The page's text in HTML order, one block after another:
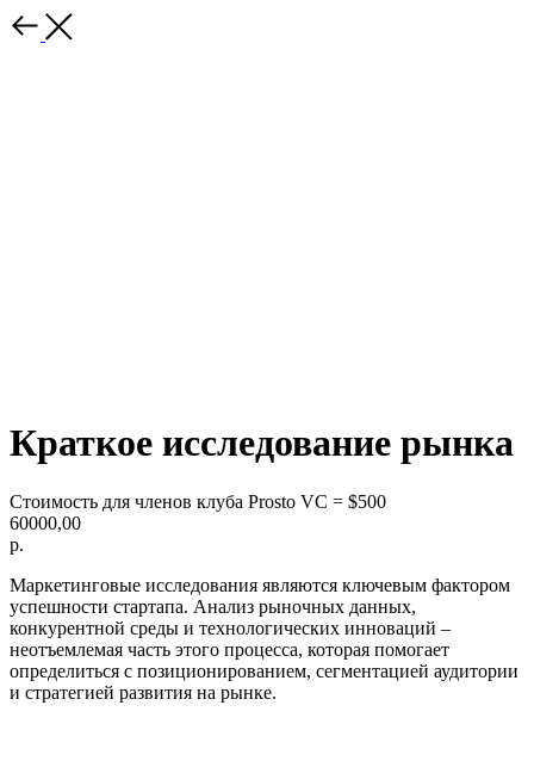
Краткое исследование рынка
Стоимость для членов клуба Prosto VC = $500
60000,00
р.
Маркетинговые исследования являются ключевым фактором
успешности стартапа. Анализ рыночных данных,
конкурентной среды и технологических инноваций –
неотъемлемая часть этого процесса, которая помогает
определиться с позиционированием, сегментацией аудитории
и стратегией развития на рынке.